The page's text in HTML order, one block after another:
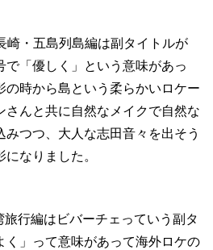
崎・五島列島編は副タイトルが
で「優しく」という意味があっ
の時から島という柔らかいロケー
さんと共に自然なメイクで自然な
つつ、大人な志田音々を出そう
なりました。
旅行編はビバーチェっていう副タ
く」って意味があって海外ロケの